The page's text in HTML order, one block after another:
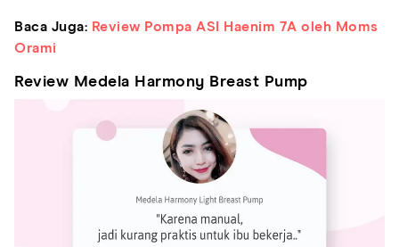
Baca Juga: Review Pompa ASI Haenim 7A oleh Moms
Orami
Review Medela Harmony Breast Pump